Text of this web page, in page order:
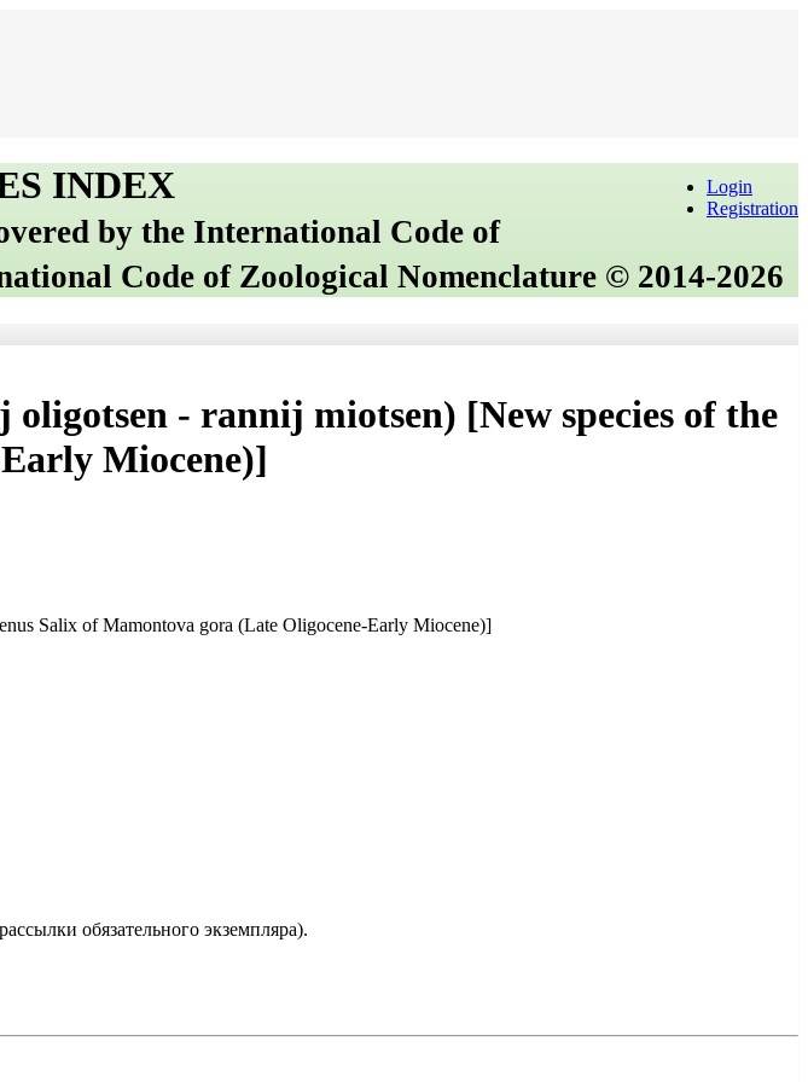
Login
Registration
INDEX
by the International Code of
Code of Zoological Nomenclature © 2014-2026
- rannij miotsen) [New species of the
Miocene)]
Salix of Mamontova gora (Late Oligocene-Early Miocene)]
обязательного экземпляра).